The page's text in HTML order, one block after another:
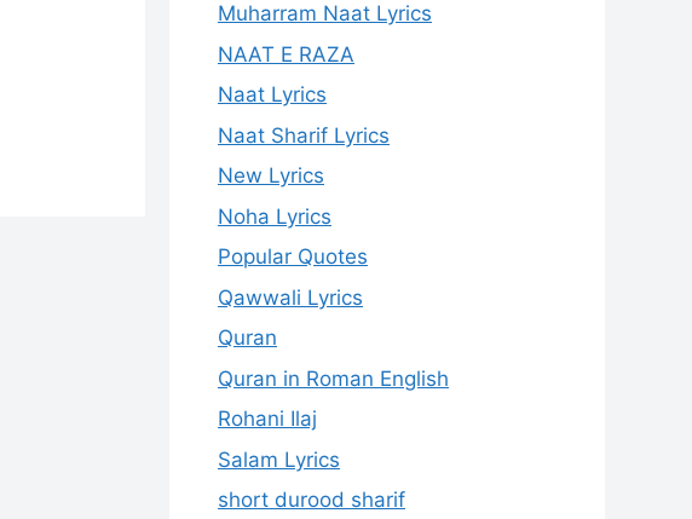
Muharram Naat Lyrics
NAAT E RAZA
Naat Lyrics
Naat Sharif Lyrics
New Lyrics
Noha Lyrics
Popular Quotes
Qawwali Lyrics
Quran
Quran in Roman English
Rohani Ilaj
Salam Lyrics
short durood sharif